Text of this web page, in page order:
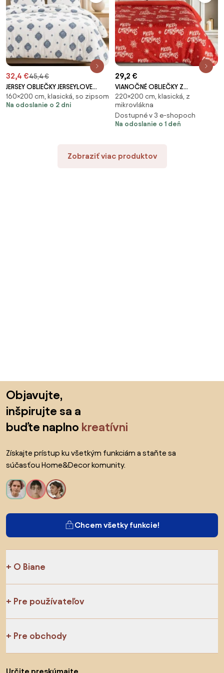
32,4 €45,4 €
JERSEY OBLIEČKY JERSEYLOVE
160X200 CM, 2KS 70X80 CM
VZOROVANÉ
160×200 cm, klasická, so zipsom
Na odoslanie o 2 dni
29,2 €
VIANOČNÉ OBLIEČKY Z
MIKROVLÁKNA KEVIN 200X220
CM, 2 KS 70X80 CM VZOROVANÉ
220×200 cm, klasická, z
mikrovlákna
Dostupné v 3 e-shopoch
Na odoslanie o 1 deň
Zobraziť viac produktov
Objavujte,
inšpirujte sa a
buďte naplno kreatívni
Získajte prístup ku všetkým funkciám a staňte sa
súčasťou Home&Decor komunity.
Chcem všetky funkcie!
O Biane
Pre používateľov
Pre obchody
Určite preskúmajte